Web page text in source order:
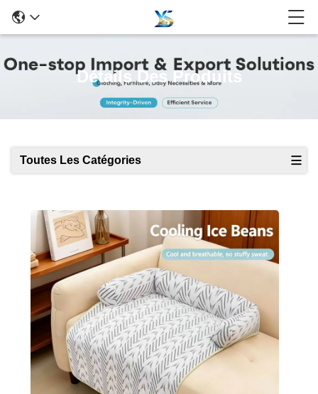
Détails Des Produits
Toutes Les Catégories